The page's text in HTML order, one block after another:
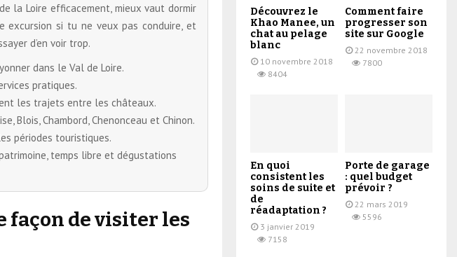
la Loire efficacement, mieux vaut dormir
excursion si tu ne veux pas conduire, et
d’en voir trop.
dans le Val de Loire.
pratiques.
les trajets entre les châteaux.
Blois, Chambord, Chenonceau et Chinon.
périodes touristiques.
temps libre et dégustations
façon de visiter les
Découvrez le
Khao Manee, un
chat au pelage
blanc
10 novembre 2018
8404
Comment faire
progresser son
site sur Google
22 novembre 2018
7800
En quoi
consistent les
soins de suite et
de
réadaptation ?
3 janvier 2019
7158
Porte de garage
: quel budget
prévoir ?
22 mars 2019
5596